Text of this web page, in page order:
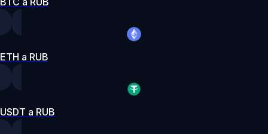
ETH a RUB
USDT a RUB